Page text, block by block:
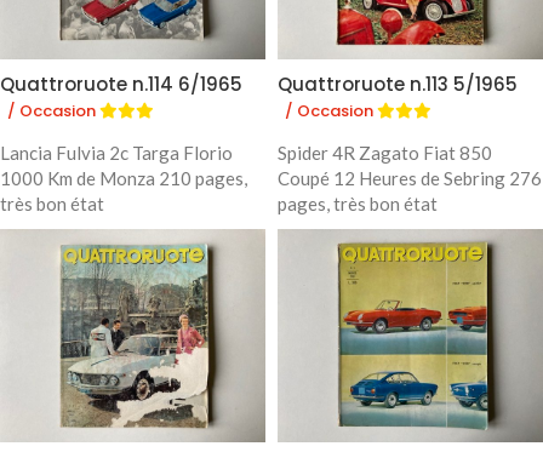
Quattroruote n.114 6/1965
/ Occasion
Lancia Fulvia 2c Targa Florio
1000 Km de Monza 210 pages,
très bon état
Quattroruote n.113 5/1965
/ Occasion
Spider 4R Zagato Fiat 850
Coupé 12 Heures de Sebring 276
pages, très bon état